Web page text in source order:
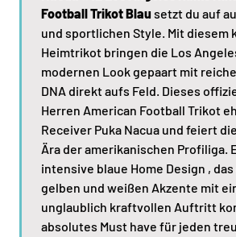
Football Trikot Blausetzt du auf
und sportlichen Style. Mit diesem
Heimtrikot bringen die Los
modernen Look gepaart mit
DNA direkt aufs Feld. Dieses
Herren American Football Trikot
Receiver Puka Nacua und feiert
Ära der amerikanischen Profiliga.
intensive blaue Home Design ,
gelben und weißen Akzente mit
unglaublich kraftvollen Auftritt
absolutes Must have für jeden